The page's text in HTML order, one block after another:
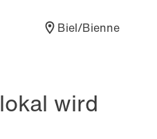
Biel/Bienne
wird